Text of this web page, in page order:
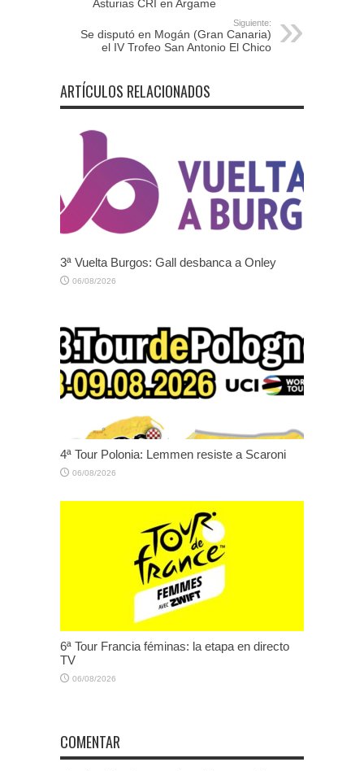
Asturias CRI en Argame
Siguiente:
Se disputó en Mogán (Gran Canaria)
el IV Trofeo San Antonio El Chico
ARTÍCULOS RELACIONADOS
3ª Vuelta Burgos: Gall desbanca a Onley
06/08/2026
4ª Tour Polonia: Lemmen resiste a Scaroni
06/08/2026
6ª Tour Francia féminas: la etapa en directo
TV
06/08/2026
COMENTAR